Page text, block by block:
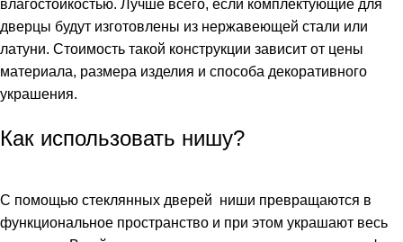
влагостойкостью. Лучше всего, если комплектующие для
дверцы будут изготовлены из нержавеющей стали или
латуни. Стоимость такой конструкции зависит от цены
материала, размера изделия и способа декоративного
украшения.
Как использовать нишу?
С помощью стеклянных дверей ниши превращаются в
функциональное пространство и при этом украшают весь